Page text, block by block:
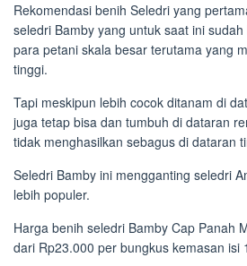
Rekomendasi benih Seledri yang
seledri Bamby yang untuk saat ini
para petani skala besar terutama yang
tinggi.
Tapi meskipun lebih cocok ditanam di
juga tetap bisa dan tumbuh di dataran
tidak menghasilkan sebagus di dataran
Seledri Bamby ini mengganting seledri
lebih populer.
Harga benih seledri Bamby Cap Panah
dari Rp23.000 per bungkus kemasan isi